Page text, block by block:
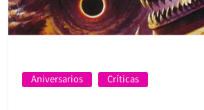
Aniversarios Críticas